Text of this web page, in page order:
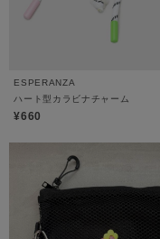
ESPERANZA
ハート型カラビナチャーム
¥660